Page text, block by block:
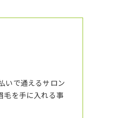
いで通えるサロン
毛を手に入れる事